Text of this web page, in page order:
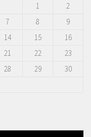
1
2
7 8
9
14 15
16
21 22
23
28 29
30